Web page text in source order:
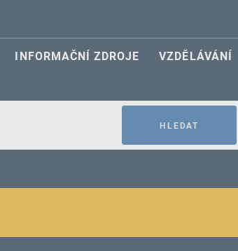
INFORMAČNÍ ZDROJE VZDĚLÁVÁNÍ
HLEDAT